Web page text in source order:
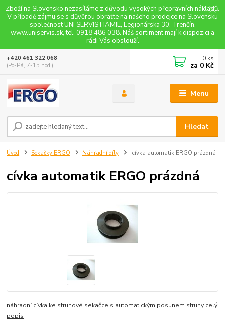
Zboží na Slovensko nezasíláme z důvodu vysokých přepravních nákladů.
V případě zájmu se s důvěrou obraťte na našeho prodejce na Slovensku
společnost UNI SERVIS HAMIL, Legionárska 30, Trenčín,
www.uniservis.sk, tel. 0918 486 038. Náš sortiment mají k dispozici a
rádi Vás obslouží.
Menu
Hledat
+420 461 322 068
(Po-Pá, 7-15 hod.)
0 ks
za 0 Kč
Úvod Sekačky ERGO Náhradní díly cívka automatik ERGO prázdná
cívka automatik ERGO prázdná
náhradní cívka ke strunové sekačce s automatickým posunem struny celý
popis